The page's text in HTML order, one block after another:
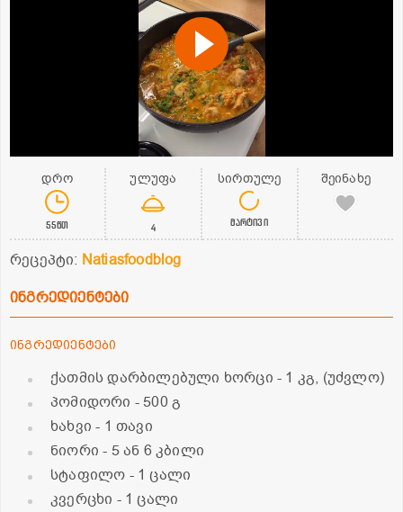
დრო
55წთ
ულუფა
4
სირთულე
მარტივი
შეინახე
რეცეპტი: Natiasfoodblog
ინგრედიენტები
ინგრედიენტები
ქათმის დარბილებული ხორცი - 1 კგ, (უძვლო)
პომიდორი - 500 გ
ხახვი- 1 თავი
ნიორი- 5 ან 6 კბილი
სტაფილო - 1 ცალი
კვერცხი - 1 ცალი